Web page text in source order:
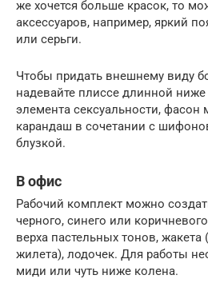
же хочется больше красок, то
аксессуаров, например, яркий
или серьги.
Чтобы придать внешнему виду
надевайте плиссе длинной
элемента сексуальности,
карандаш в сочетании с
блузкой.
В офис
Рабочий комплект можно
черного, синего или
верха пастельных тонов,
жилета), лодочек. Для работы
миди или чуть ниже колена.